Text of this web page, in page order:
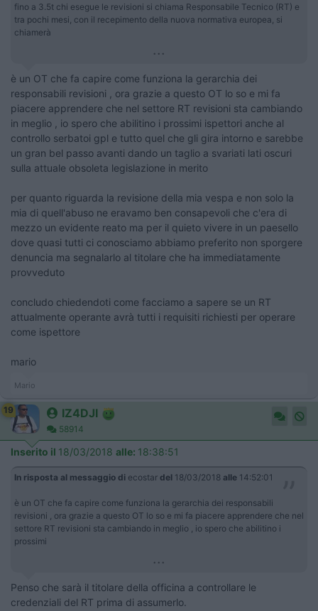
fino a 3.5t chi esegue le revisioni si chiama Responsabile Tecnico (RT) e
tra pochi mesi, con il recepimento della nuova normativa europea, si
chiamerà
...
è un OT che fa capire come funziona la gerarchia dei
responsabili revisioni , ora grazie a questo OT lo so e mi fa
piacere apprendere che nel settore RT revisioni sta cambiando
in meglio , io spero che abilitino i prossimi ispettori anche al
controllo serbatoi gpl e tutto quel che gli gira intorno e sarebbe
un gran bel passo avanti dando un taglio a svariati lati oscuri
sulla attuale obsoleta legislazione in merito
per quanto riguarda la revisione della mia vespa e non solo la
mia di quell'abuso ne eravamo ben consapevoli che c'era di
mezzo un evidente reato ma per il quieto vivere in un paesello
dove quasi tutti ci conosciamo abbiamo preferito non sporgere
denuncia ma segnalarlo al titolare che ha immediatamente
provveduto
concludo chiedendoti come facciamo a sapere se un RT
attualmente operante avrà tutti i requisiti richiesti per operare
come ispettore
mario
Mario
19 IZ4DJI
58914
Inserito il 18/03/2018 alle: 18:38:51
In risposta al messaggio di ecostar del 18/03/2018 alle 14:52:01
è un OT che fa capire come funziona la gerarchia dei responsabili
revisioni , ora grazie a questo OT lo so e mi fa piacere apprendere che nel
settore RT revisioni sta cambiando in meglio , io spero che abilitino i
prossimi
...
Penso che sarà il titolare della officina a controllare le
credenziali del RT prima di assumerlo.